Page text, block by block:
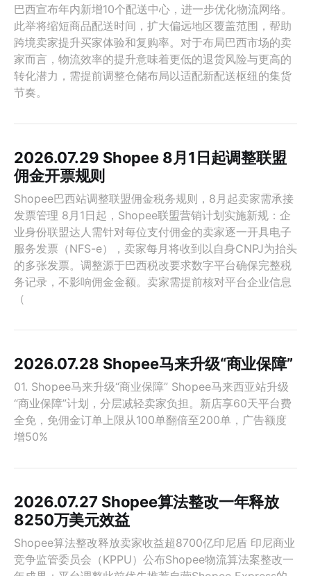
巴西宣布年内新增10个配送中心，进一步优化物流网络。
此举将缩短商品配送时间，扩大偏远地区覆盖范围，帮助
跨境卖家提升买家体验和复购率。对于布局巴西市场的卖
家而言，物流效率的提升意味着更低的退货风险与更高的
转化潜力，需提前调整仓储布局以适配新配送枢纽的集货
节奏。
2026.07.29 Shopee 8月1日起调整联盟
佣金开票规则
Shopee巴西站调整联盟佣金税务规则，8月起卖家需承接
发票管理 8月1日起，Shopee联盟营销计划实施新规：企
业身份联盟达人需针对每位支付佣金的卖家逐一开具电子
服务发票（NFS-e），卖家每月将收到以自身CNPJ为抬头
的多张发票。调整源于巴西税改要求数字平台确保完整税
务记录，不影响佣金金额。卖家需提前核对平台企业信息
（
2026.07.28 Shopee马来升级“商业保障”
01. Shopee马来升级“商业保障” Shopee马来西亚站升级
“商业保障”计划，分层减轻卖家负担。新店享60天平台费
全免，免佣金订单上限从100单翻倍至200单，广告额度
增50%
2026.07.27 Shopee算法整改一年释放
8250万美元效益
Shopee算法整改释放卖家收益超8700亿印尼盾 印尼商业
竞争监管委员会（KPPU）公布Shopee物流算法案整改一